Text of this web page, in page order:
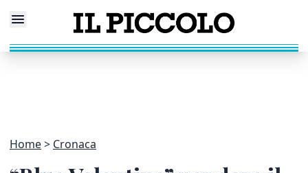
Home Cronaca